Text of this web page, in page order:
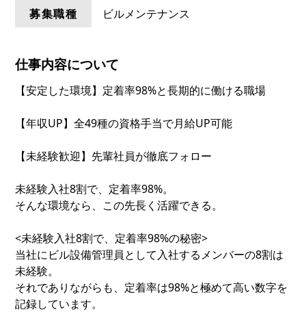
募集職種 ビルメンテナンス
仕事内容について
【安定した環境】定着率98%と長期的に働ける職場
【年収UP】全49種の資格手当で月給UP可能
【未経験歓迎】先輩社員が徹底フォロー
未経験入社8割で、定着率98%。
そんな環境なら、この先長く活躍できる。
<未経験入社8割で、定着率98%の秘密>
当社にビル設備管理員として入社するメンバーの8割は
未経験。
それでありながらも、定着率は98%と極めて高い数字を
記録しています。